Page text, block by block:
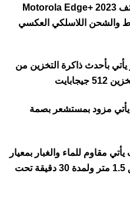
هاتف Motorola Edge+ 2023
الشحن اللاسلكي بقوة 15 واط والشحن اللاسلكي العكسي
يأتي بأحدث ذاكرة التخزين من
يأتي مزود بمستشعر بصمة
يأتي مقاوم للماء والغبار بمعيار
IP68، مقاومة الماء تصل الى عمق 1.5 متر ولمدة 30 دقيقة تحت